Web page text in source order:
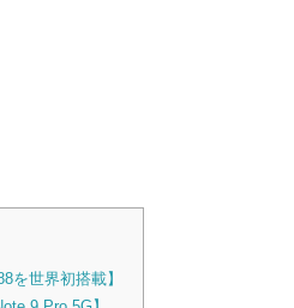
を世界初搭載】